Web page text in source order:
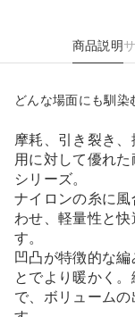
商品説明
どんな場面にも馴染
摩耗、引き裂き
用に対して優れ
シリーズ。
ナイロンの糸に
わせ、軽量性と
す。
凹凸が特徴的な
とでより暖かく
で、ボリューム